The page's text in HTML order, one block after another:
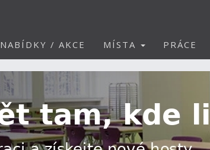
NABÍDKY / AKCE MÍSTA PRÁCE